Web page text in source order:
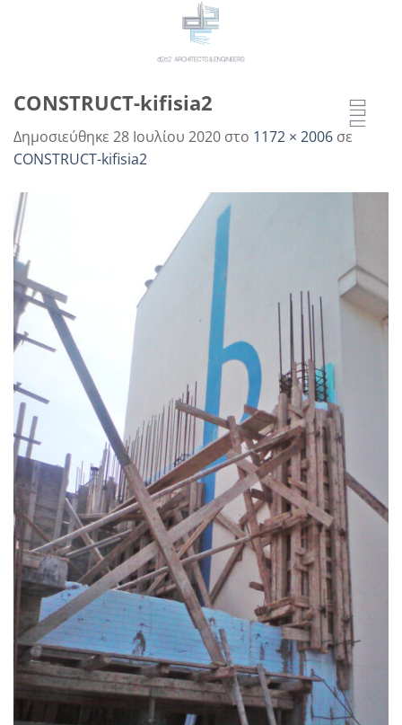
CONSTRUCT-kifisia2
Δημοσιεύθηκε 28 Ιουλίου 2020 στο 1172 × 2006 σε
CONSTRUCT-kifisia2